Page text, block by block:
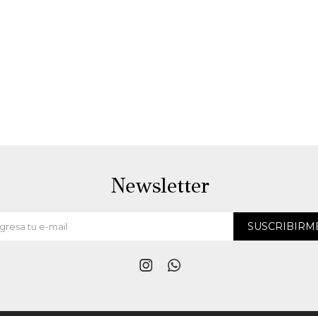
Newsletter
 